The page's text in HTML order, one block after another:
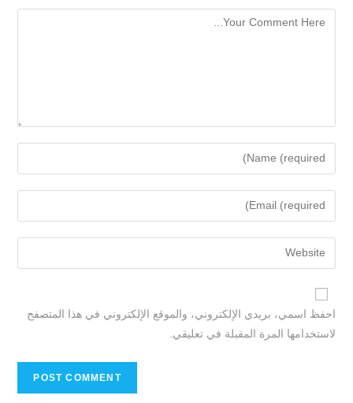
احفظ اسمي، بريدي الإلكتروني، والموقع الإلكتروني في هذا المتصفح
لاستخدامها المرة المقبلة في تعليقي.